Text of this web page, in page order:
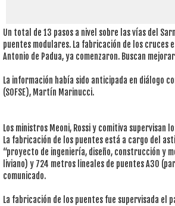
Un total de 13 pasos a nivel sobre las vías del
puentes modulares. La fabricación de los cruces
Antonio de Padua, ya comenzaron. Buscan
La información había sido anticipada en diálogo
(SOFSE), Martín Marinucci.
Los ministros Meoni, Rossi y comitiva supervisan
La fabricación de los puentes está a cargo del
“proyecto de ingeniería, diseño, construcción y
liviano) y 724 metros lineales de puentes A30
comunicado.
La fabricación de los puentes fue supervisada el